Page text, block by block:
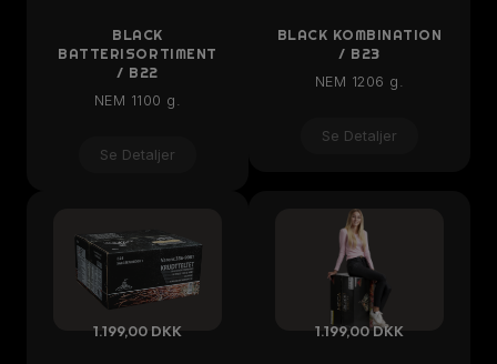
BLACK
BATTERISORTIMENT
/ B22
NEM 1100 g.
Se Detaljer
BLACK KOMBINATION
/ B23
NEM 1206 g.
Se Detaljer
1.199,00 DKK 1.199,00 DKK